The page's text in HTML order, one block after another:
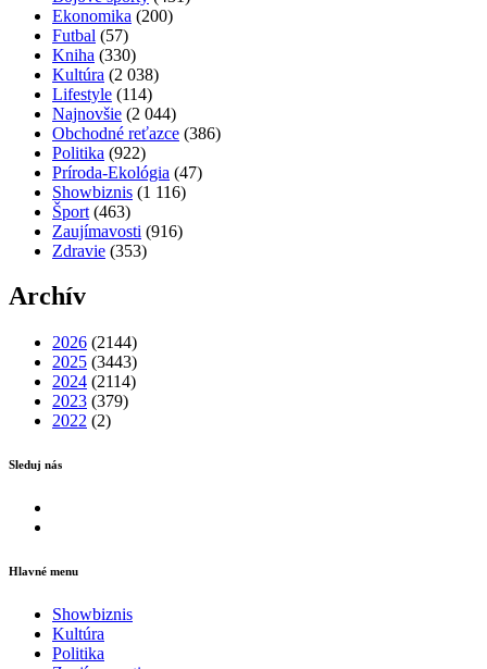
Ekonomika (200)
Futbal (57)
Kniha (330)
Kultúra (2 038)
Lifestyle (114)
Najnovšie (2 044)
Obchodné reťazce (386)
Politika (922)
Príroda-Ekológia (47)
Showbiznis (1 116)
Šport (463)
Zaujímavosti (916)
Zdravie (353)
Archív
2026 (2144)
2025 (3443)
2024 (2114)
2023 (379)
2022 (2)
Sleduj nás
Hlavné menu
Showbiznis
Kultúra
Politika